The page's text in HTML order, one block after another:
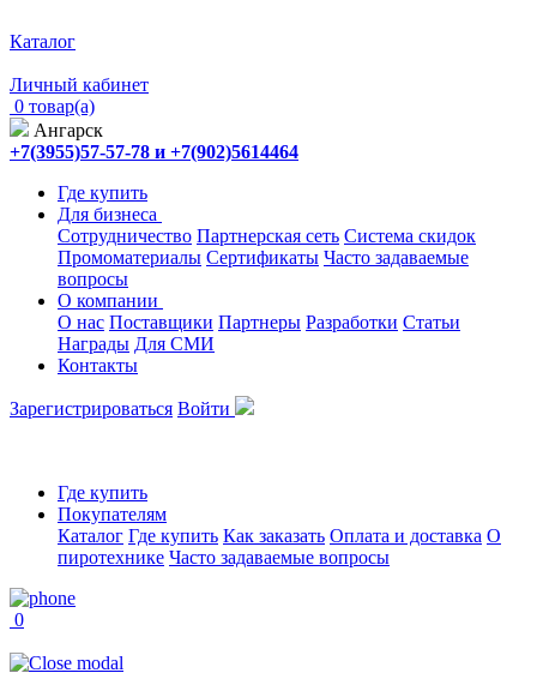
Каталог
Личный кабинет
0 товар(а)
Ангарск
+7(3955)57-57-78 и +7(902)5614464
Где купить
Для бизнеса
Сотрудничество Партнерская сеть Система скидок
Промоматериалы Сертификаты Часто задаваемые
вопросы
О компании
О нас Поставщики Партнеры Разработки Статьи
Награды Для СМИ
Контакты
Зарегистрироваться Войти
Где купить
Покупателям
Каталог Где купить Как заказать Оплата и доставка О
пиротехнике Часто задаваемые вопросы
0